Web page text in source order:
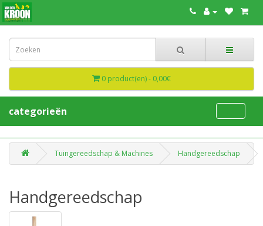
0 product(en) - 0,00€
categorieën
Tuingereedschap & Machines Handgereedschap
Handgereedschap